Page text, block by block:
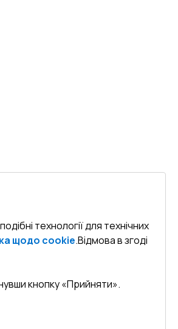
технології для технічних
щодо cookie.Відмова в згоді
кнопку «Прийняти».